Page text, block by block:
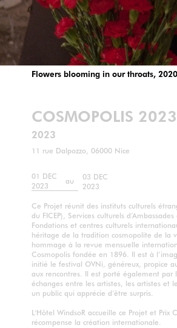
Flowers blooming in our throats,
COSMOPOLIS 2023
2023
11 rue Dalpozzo, 06000 Nice
01 DEC
2023
au
03 DEC
2023
Ce Projet réunit des instituts culturels
du FICEP), Services culturels
Fondations et centres culturels
héritage de la tradition cosmopolite de la
hommage à la revue mensuelle
Cosmopolis fondée en 1896. Il est à
initié le festival OVNi, généreux, propice
aux rencontres. Il est porté également par
échanges entre les artistes, les artistes et
un public qui apprécie d’être surpris.
L'Hôtel WindsoR accueille ce Projet et Prix
récompense la création internationale.